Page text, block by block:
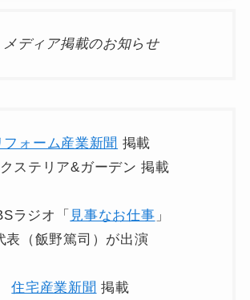
メディア掲載のお知らせ
フォーム産業新聞 掲載
ステリア&ガーデン 掲載
ラジオ「 見事なお仕事 」
表（飯野篤司）が出演
住宅産業新聞 掲載